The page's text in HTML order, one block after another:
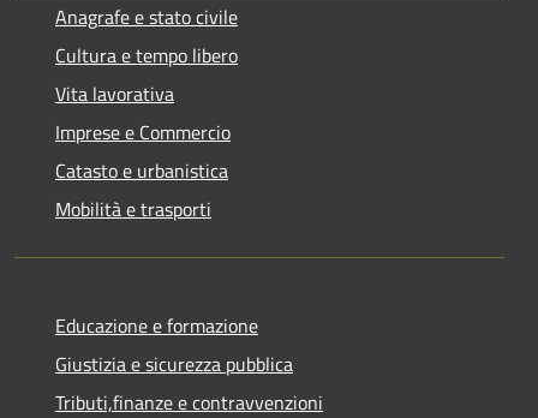
Anagrafe e stato civile
Cultura e tempo libero
Vita lavorativa
Imprese e Commercio
Catasto e urbanistica
Mobilità e trasporti
Educazione e formazione
Giustizia e sicurezza pubblica
Tributi,finanze e contravvenzioni